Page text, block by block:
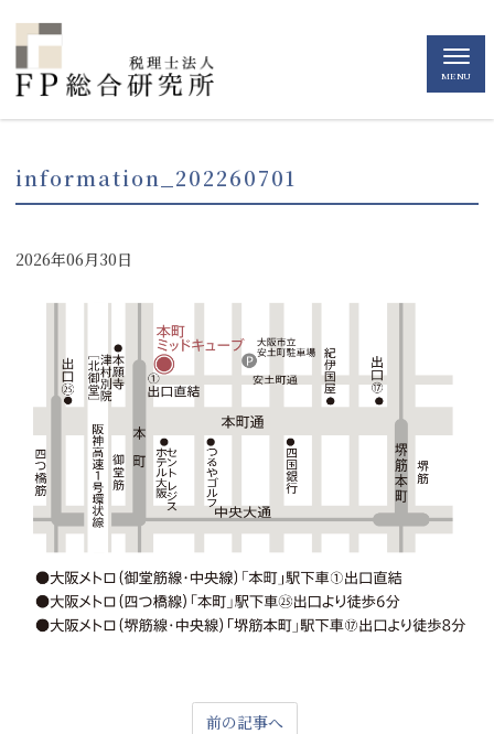
MENU
information_202260701
2026年06月30日
前の記事へ